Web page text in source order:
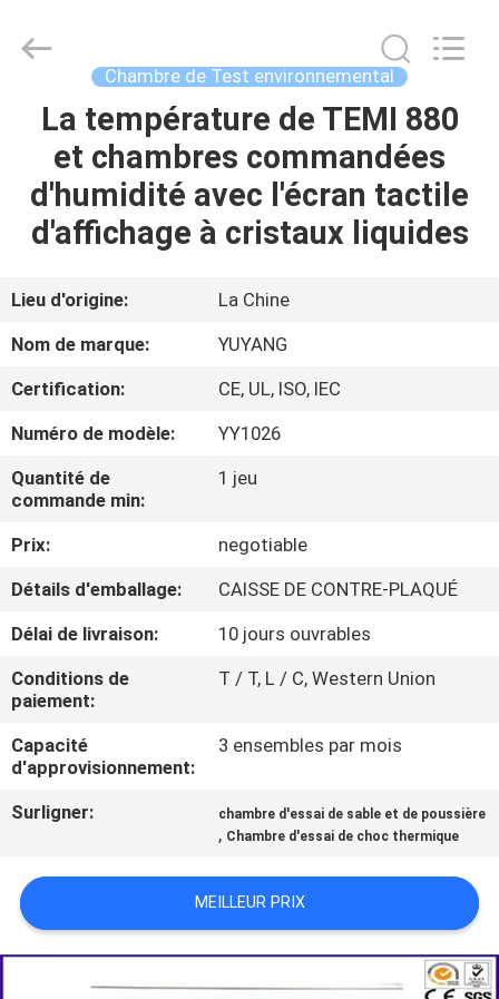
MAISON
PRODUITS
SHOW
SUJET
DE
NOUS
VISITE
D'USINE
CONTACTEZ-
NOUS
NOUVELLES
UNE
CITATION
INSTRUMENT
Chambre de Test environnemental
La température de TEMI 880
et chambres commandées
d'humidité avec l'écran tactile
d'affichage à cristaux liquides
Lieu d'origine:
La Chine
Nom de marque:
YUYANG
Certification:
CE, UL, ISO, IEC
Numéro de modèle:
YY1026
Quantité de
commande min:
1 jeu
Prix:
negotiable
Détails d'emballage:
CAISSE DE CONTRE-PLAQUÉ
Délai de livraison:
10 jours ouvrables
Conditions de
paiement:
T / T, L / C, Western Union
Capacité
d'approvisionnement:
3 ensembles par mois
Surligner: chambre d'essai de sable et de poussière
, Chambre d'essai de choc thermique
MEILLEUR PRIX